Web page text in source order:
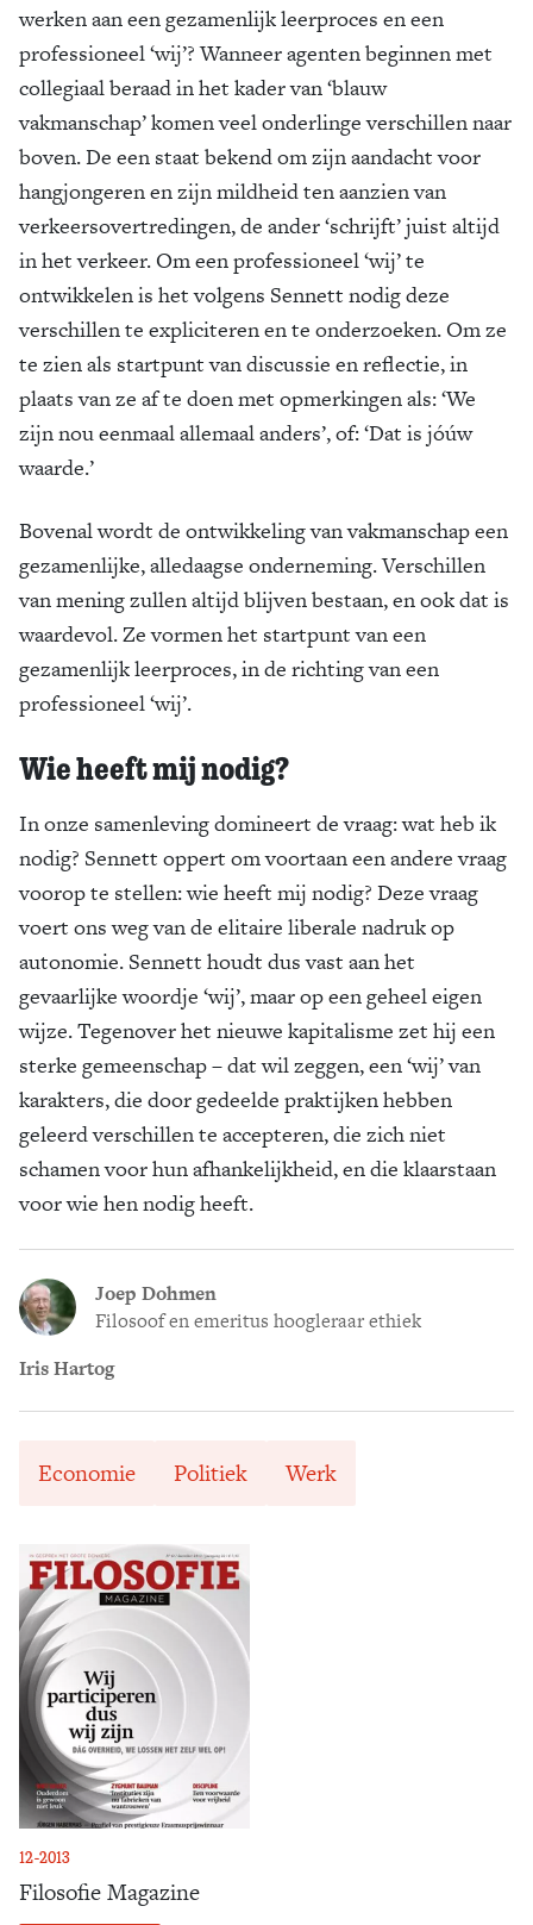
12-2013
Filosofie Magazine
werken aan een gezamenlijk leerproces en een
professioneel ‘wij’? Wanneer agenten beginnen met
collegiaal beraad in het kader van ‘blauw
vakmanschap’ komen veel onderlinge verschillen naar
boven. De een staat bekend om zijn aandacht voor
hangjongeren en zijn mildheid ten aanzien van
verkeersovertredingen, de ander ‘schrijft’ juist altijd
in het verkeer. Om een professioneel ‘wij’ te
ontwikkelen is het volgens Sennett nodig deze
verschillen te expliciteren en te onderzoeken. Om ze
te zien als startpunt van discussie en reflectie, in
plaats van ze af te doen met opmerkingen als: ‘We
zijn nou eenmaal allemaal anders’, of: ‘Dat is jóúw
waarde.’
Bovenal wordt de ontwikkeling van vakmanschap een
gezamenlijke, alledaagse onderneming. Verschillen
van mening zullen altijd blijven bestaan, en ook dat is
waardevol. Ze vormen het startpunt van een
gezamenlijk leerproces, in de richting van een
professioneel ‘wij’.
Wie heeft mij nodig?
In onze samenleving domineert de vraag: wat heb ik
nodig? Sennett oppert om voortaan een andere vraag
voorop te stellen: wie heeft mij nodig? Deze vraag
voert ons weg van de elitaire liberale nadruk op
autonomie. Sennett houdt dus vast aan het
gevaarlijke woordje ‘wij’, maar op een geheel eigen
wijze. Tegenover het nieuwe kapitalisme zet hij een
sterke gemeenschap – dat wil zeggen, een ‘wij’ van
karakters, die door gedeelde praktijken hebben
geleerd verschillen te accepteren, die zich niet
schamen voor hun afhankelijkheid, en die klaarstaan
voor wie hen nodig heeft.
Joep Dohmen
Filosoof en emeritus hoogleraar ethiek
Iris Hartog
Economie Politiek Werk